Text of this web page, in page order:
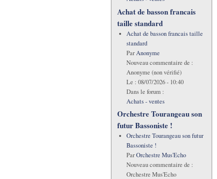
Achat de basson francais
taille standard
Achat de basson francais taille
standard
ParAnonyme
Nouveau commentaire de :
Anonyme (non vérifié)
Le : 08/07/2026 - 10:40
Dans le forum :
Achats - ventes
Orchestre Tourangeau son
futur Bassoniste !
Orchestre Tourangeau son futur
Bassoniste !
ParOrchestre Mus'Echo
Nouveau commentaire de :
Orchestre Mus'Echo